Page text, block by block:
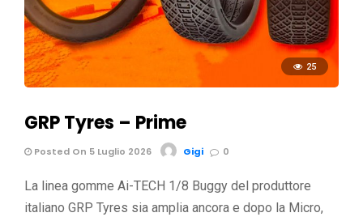
25
GRP Tyres – Prime
Posted On 5 Luglio 2026 Gigi 0
La linea gomme Ai-TECH 1/8 Buggy del produttore
italiano GRP Tyres sia amplia ancora e dopo la Micro,